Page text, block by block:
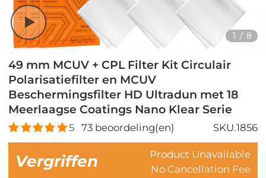
1 / 8
49 mm MCUV + CPL Filter Kit Circulair
Polarisatiefilter en MCUV
Beschermingsfilter HD Ultradun met 18
Meerlaagse Coatings Nano Klear Serie
5 73beoordeling(en) SKU.1856
Vergriffen
Product Unavailable
No Cancellation Fee